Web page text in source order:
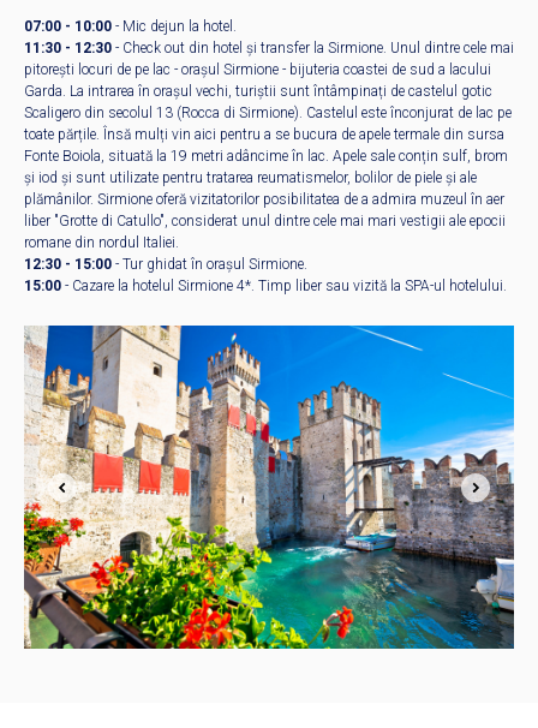
07:00 - 10:00 - Mic dejun la hotel.
11:30 - 12:30 - Check out din hotel și transfer la Sirmione. Unul dintre cele mai
pitorești locuri de pe lac - orașul Sirmione - bijuteria coastei de sud a lacului
Garda. La intrarea în orașul vechi, turiștii sunt întâmpinați de castelul gotic
Scaligero din secolul 13 (Rocca di Sirmione). Castelul este înconjurat de lac pe
toate părțile. Însă mulți vin aici pentru a se bucura de apele termale din sursa
Fonte Boiola, situată la 19 metri adâncime în lac. Apele sale conțin sulf, brom
și iod și sunt utilizate pentru tratarea reumatismelor, bolilor de piele și ale
plămânilor. Sirmione oferă vizitatorilor posibilitatea de a admira muzeul în aer
liber "Grotte di Catullo", considerat unul dintre cele mai mari vestigii ale epocii
romane din nordul Italiei.
12:30 - 15:00 - Tur ghidat în orașul Sirmione.
15:00 - Cazare la hotelul Sirmione 4*. Timp liber sau vizită la SPA-ul hotelului.